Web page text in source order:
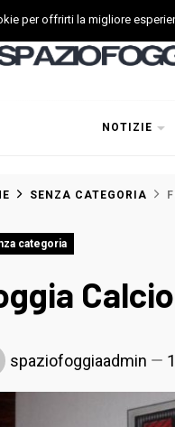
NOTIZIE
SENZA CATEGORIA
categoria
spaziofoggiaadmin
per offrirti la migliore